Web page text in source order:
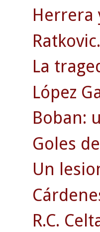
Herrera
La
López
Boban:
Goles
Un
R.C.